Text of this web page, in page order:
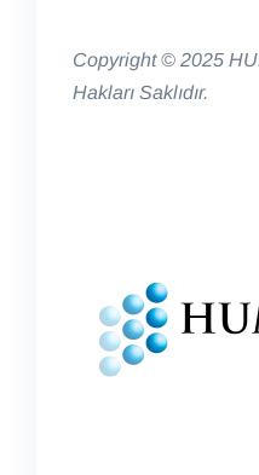
Copyright © 2025
Hakları Saklıdır.